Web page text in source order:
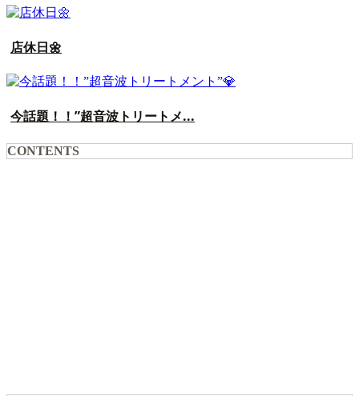
店休日🌼
今話題！！”超音波トリートメ...
CONTENTS